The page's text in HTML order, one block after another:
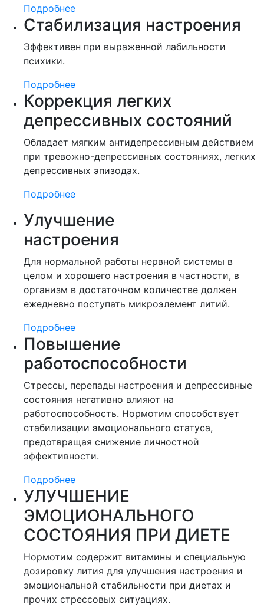
Подробнее
Стабилизация настроения
Эффективен при выраженной лабильности
психики.
Подробнее
Коррекция легких
депрессивных состояний
Обладает мягким антидепрессивным действием
при тревожно-депрессивных состояниях, легких
депрессивных эпизодах.
Подробнее
Улучшение
настроения
Для нормальной работы нервной системы в
целом и хорошего настроения в частности, в
организм в достаточном количестве должен
ежедневно поступать микроэлемент литий.
Подробнее
Повышение
работоспособности
Стрессы, перепады настроения и депрессивные
состояния негативно влияют на
работоспособность. Нормотим способствует
стабилизации эмоционального статуса,
предотвращая снижение личностной
эффективности.
Подробнее
УЛУЧШЕНИЕ
ЭМОЦИОНАЛЬНОГО
СОСТОЯНИЯ ПРИ ДИЕТЕ
Нормотим содержит витамины и специальную
дозировку лития для улучшения настроения и
эмоциональной стабильности при диетах и
прочих стрессовых ситуациях.